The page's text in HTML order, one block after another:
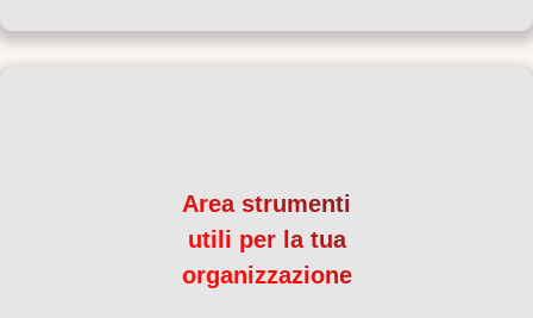
Area strumenti
utili per la tua
organizzazione